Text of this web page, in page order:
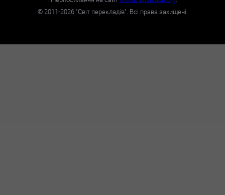
©2011-2026"Світ перекладів". Всі права захищені.